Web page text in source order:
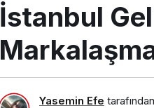
İstanbul
Yasemin Efe